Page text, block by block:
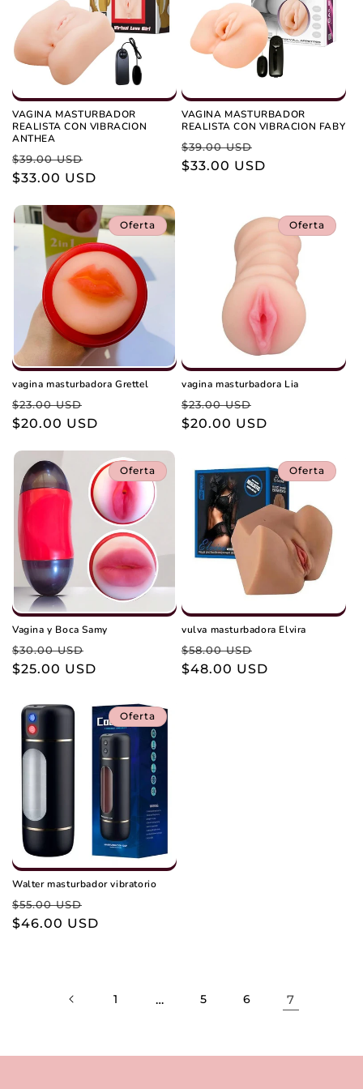
ó
n
:
VAGINA MASTURBADOR
REALISTA CON VIBRACION
ANTHEA
Precio
habitual
$39.00 USD
de
$33.00 USD
VAGINA MASTURBADOR
REALISTA CON VIBRACION FABY
Precio
habitual
$39.00 USD
de
$33.00 USD
Oferta
vagina masturbadora Grettel
Precio
habitual
$23.00 USD
de
$20.00 USD
Oferta
vagina masturbadora Lia
Precio
habitual
$23.00 USD
de
$20.00 USD
Oferta
Vagina y Boca Samy
Precio
habitual
$30.00 USD
de
$25.00 USD
Oferta
vulva masturbadora Elvira
Precio
habitual
$58.00 USD
de
$48.00 USD
Oferta
Walter masturbador vibratorio
Precio
habitual
$55.00 USD
de
$46.00 USD
1 … 5 6 7